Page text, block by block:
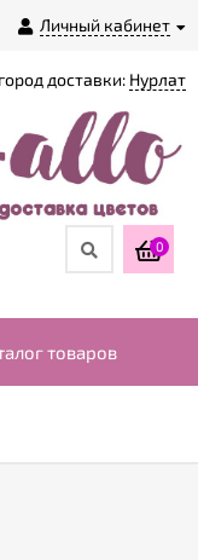
Личный кабинет
доставки: Нурлат
0
товаров